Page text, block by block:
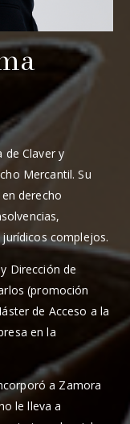
de Claver y
Mercantil. Su
derecho
complejos.
Dirección de
(promoción
de Acceso a la
en la
a Zamora
le lleva a